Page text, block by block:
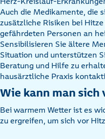
Auch die Medikamente, die
zusätzliche Risiken bei
gefährdeten Personen an
Sensibilisieren Sie ältere
Situation und unterstützen
Beratung und Hilfe zu
hausärztliche Praxis
Wie kann man sich
Bei warmem Wetter ist es
zu ergreifen, um sich vor